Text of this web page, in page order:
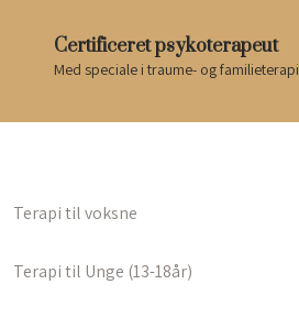
Certificeret psykoterapeut
Med speciale i traume- og familieterapi
Terapi til voksne
Terapi til Unge (13-18år)